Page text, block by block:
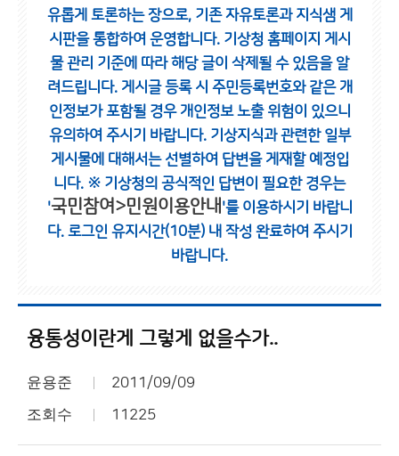
유롭게 토론하는 장으로, 기존 자유토론과 지식샘 게
시판을 통합하여 운영합니다. 기상청 홈페이지 게시
물 관리 기준에 따라 해당 글이 삭제될 수 있음을 알
려드립니다. 게시글 등록 시 주민등록번호와 같은 개
인정보가 포함될 경우 개인정보 노출 위험이 있으니
유의하여 주시기 바랍니다. 기상지식과 관련한 일부
게시물에 대해서는 선별하여 답변을 게재할 예정입
니다. ※ 기상청의 공식적인 답변이 필요한 경우는
'국민참여>민원이용안내 '를 이용하시기 바랍니
다. 로그인 유지시간(10분) 내 작성 완료하여 주시기
바랍니다.
융통성이란게 그렇게 없을수가..
윤용준 2011/09/09
조회수 11225